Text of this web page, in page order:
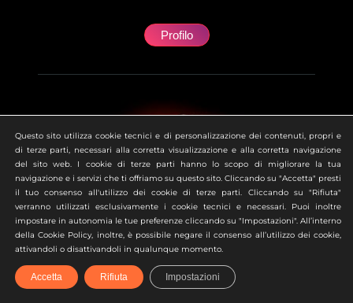
Profilo
Questo sito utilizza cookie tecnici e di personalizzazione dei contenuti, propri e
di terze parti, necessari alla corretta visualizzazione e alla corretta navigazione
del sito web. I cookie di terze parti hanno lo scopo di migliorare la tua
navigazione e i servizi che ti offriamo su questo sito. Cliccando su "Accetta" presti
il tuo consenso all'utilizzo dei cookie di terze parti. Cliccando su "Rifiuta"
verranno utilizzati esclusivamente i cookie tecnici e necessari. Puoi inoltre
impostare in autonomia le tue preferenze cliccando su "Impostazioni". All’interno
della Cookie Policy, inoltre, è possibile negare il consenso all’utilizzo dei cookie,
attivandoli o disattivandoli in qualunque momento.
Accetta Rifiuta Impostazioni